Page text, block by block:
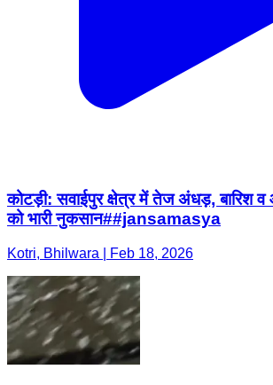
कोटड़ी: सवाईपुर क्षेत्र में तेज अंधड़, बारिश
को भारी नुकसान##jansamasya
Kotri, Bhilwara | Feb 18, 2026